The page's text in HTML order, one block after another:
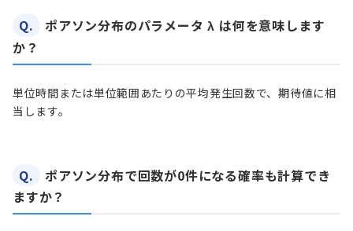
Q.
ポアソン分布のパラメータ λ は何を意味します
か？
単位時間または単位範囲あたりの平均発生回数で、期待値に相
当します。
Q.
ポアソン分布で回数が0件になる確率も計算でき
ますか？